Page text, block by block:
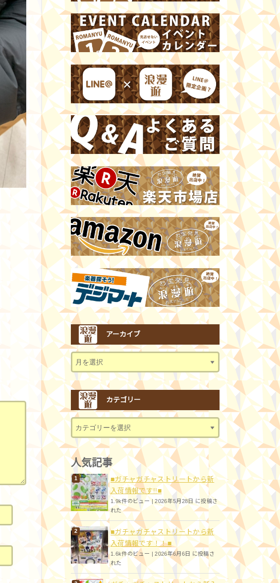
アーカイブ
カテゴリー
人気記事
■ガチャガチャストリートから新
入荷情報です!!■
1.9k件のビュー|2026年5月28日 に投稿さ
れた
■ガチャガチャストリートから新
入荷情報です！！■
1.6k件のビュー |2026年6月6日 に投稿さ
れた